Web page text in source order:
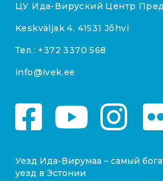
ЦУ Ида-Вируский Центр
Keskväljak 4, 41531 Jõhvi
Тел.: +372 3370 568
info@ivek.ee
Уезд Ида-Вирумаа – самый
уезд в Эстонии